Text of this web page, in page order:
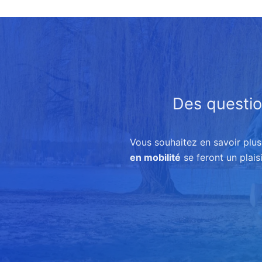
Des
Vous souhaitez en savoir
en mobilité se feront un